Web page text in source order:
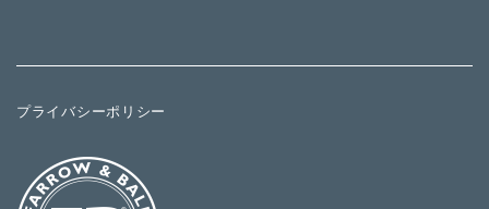
プライバシーポリシー